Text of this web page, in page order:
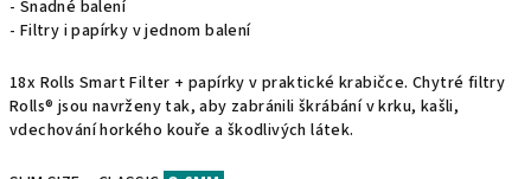
- Snadné balení
- Filtry i papírky v jednom balení
18x Rolls Smart Filter + papírky v praktické krabičce. Chytré filtry
Rolls® jsou navrženy tak, aby zabránili škrábání v krku, kašli,
vdechování horkého kouře a škodlivých látek.